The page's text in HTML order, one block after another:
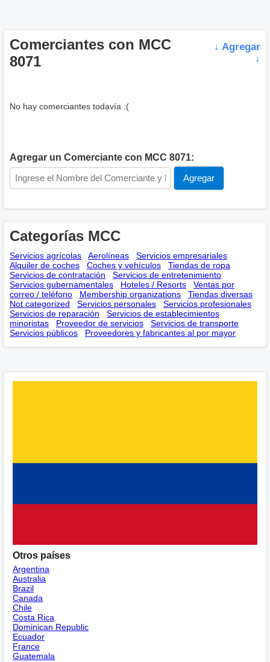
Comerciantes con MCC
8071
↓ Agregar
↓
No hay comerciantes todavía :(
Agregar un Comerciante con MCC 8071:
Categorías MCC
Servicios agrícolas Aerolíneas
Servicios empresariales
Alquiler de coches
Coches y vehículos
Tiendas de ropa
Servicios de contratación
Servicios de entretenimiento
Servicios gubernamentales
Hoteles / Resorts
Ventas por
correo / teléfono
Membership оrganizations
Tiendas diversas
Not categorized
Servicios personales
Servicios profesionales
Servicios de reparación
Servicios de establecimientos
minoristas
Proveedor de servicios
Servicios de transporte
Servicios públicos
Proveedores y fabricantes al por mayor
Otros países
Argentina
Australia
Brazil
Canada
Chile
Costa Rica
Dominican Republic
Ecuador
France
Guatemala